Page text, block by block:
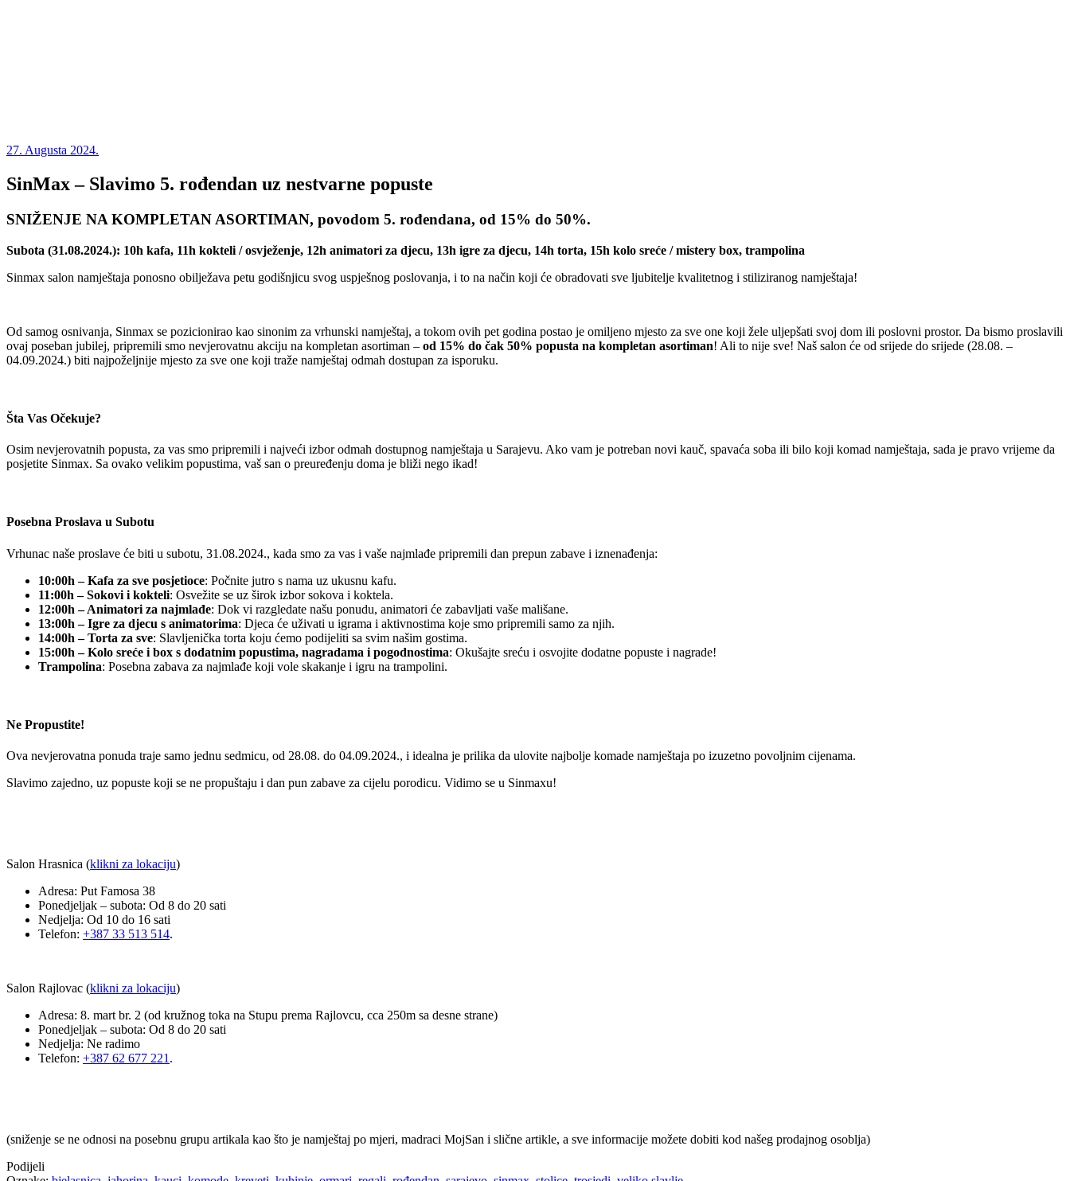
27. Augusta 2024.
SinMax – Slavimo 5. rođendan uz nestvarne popuste
SNIŽENJE NA KOMPLETAN ASORTIMAN, povodom 5. rođendana, od 15% do 50%.
Subota (31.08.2024.): 10h kafa, 11h kokteli / osvježenje, 12h animatori za djecu, 13h igre za djecu, 14h torta, 15h kolo sreće / mistery box, trampolina
Sinmax salon namještaja ponosno obilježava petu godišnjicu svog uspješnog poslovanja, i to na način koji će obradovati sve ljubitelje kvalitetnog i stiliziranog namještaja!
Od samog osnivanja, Sinmax se pozicionirao kao sinonim za vrhunski namještaj, a tokom ovih pet godina postao je omiljeno mjesto za sve one koji žele uljepšati svoj dom ili poslovni prostor. Da bismo proslavili
ovaj poseban jubilej, pripremili smo nevjerovatnu akciju na kompletan asortiman – od 15% do čak 50% popusta na kompletan asortiman! Ali to nije sve! Naš salon će od srijede do srijede (28.08. –
04.09.2024.) biti najpoželjnije mjesto za sve one koji traže namještaj odmah dostupan za isporuku.
Šta Vas Očekuje?
Osim nevjerovatnih popusta, za vas smo pripremili i najveći izbor odmah dostupnog namještaja u Sarajevu. Ako vam je potreban novi kauč, spavaća soba ili bilo koji komad namještaja, sada je pravo vrijeme da
posjetite Sinmax. Sa ovako velikim popustima, vaš san o preuređenju doma je bliži nego ikad!
Posebna Proslava u Subotu
Vrhunac naše proslave će biti u subotu, 31.08.2024., kada smo za vas i vaše najmlađe pripremili dan prepun zabave i iznenađenja:
10:00h – Kafa za sve posjetioce: Počnite jutro s nama uz ukusnu kafu.
11:00h – Sokovi i kokteli: Osvežite se uz širok izbor sokova i koktela.
12:00h – Animatori za najmlađe: Dok vi razgledate našu ponudu, animatori će zabavljati vaše mališane.
13:00h – Igre za djecu s animatorima: Djeca će uživati u igrama i aktivnostima koje smo pripremili samo za njih.
14:00h – Torta za sve: Slavljenička torta koju ćemo podijeliti sa svim našim gostima.
15:00h – Kolo sreće i box s dodatnim popustima, nagradama i pogodnostima: Okušajte sreću i osvojite dodatne popuste i nagrade!
Trampolina: Posebna zabava za najmlađe koji vole skakanje i igru na trampolini.
Ne Propustite!
Ova nevjerovatna ponuda traje samo jednu sedmicu, od 28.08. do 04.09.2024., i idealna je prilika da ulovite najbolje komade namještaja po izuzetno povoljnim cijenama.
Slavimo zajedno, uz popuste koji se ne propuštaju i dan pun zabave za cijelu porodicu. Vidimo se u Sinmaxu!
Salon Hrasnica (klikni za lokaciju)
Adresa: Put Famosa 38
Ponedjeljak – subota: Od 8 do 20 sati
Nedjelja: Od 10 do 16 sati
Telefon: +387 33 513 514.
Salon Rajlovac (klikni za lokaciju)
Adresa: 8. mart br. 2 (od kružnog toka na Stupu prema Rajlovcu, cca 250m sa desne strane)
Ponedjeljak – subota: Od 8 do 20 sati
Nedjelja: Ne radimo
Telefon: +387 62 677 221 .
(sniženje se ne odnosi na posebnu grupu artikala kao što je namještaj po mjeri, madraci MojSan i slične artikle, a sve informacije možete dobiti kod našeg prodajnog osoblja)
Podijeli